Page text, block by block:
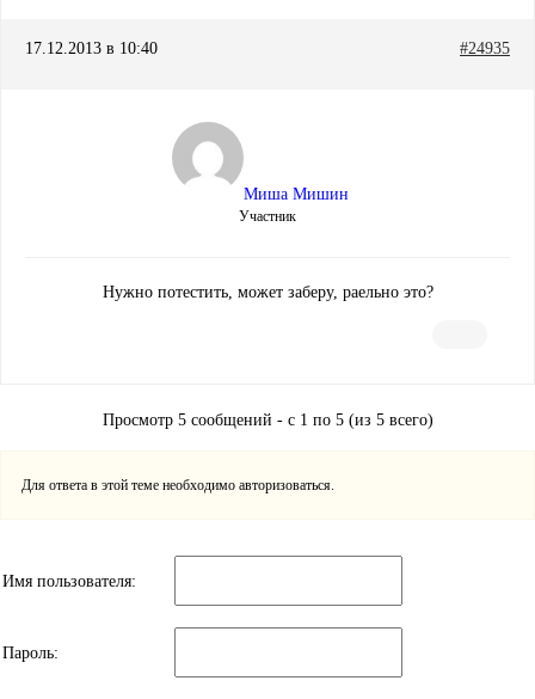
17.12.2013 в 10:40 #24935
Миша Мишин
Участник
Нужно потестить, может заберу, раельно это?
Просмотр 5 сообщений - с 1 по 5 (из 5 всего)
Для ответа в этой теме необходимо авторизоваться.
Имя пользователя:
Пароль: